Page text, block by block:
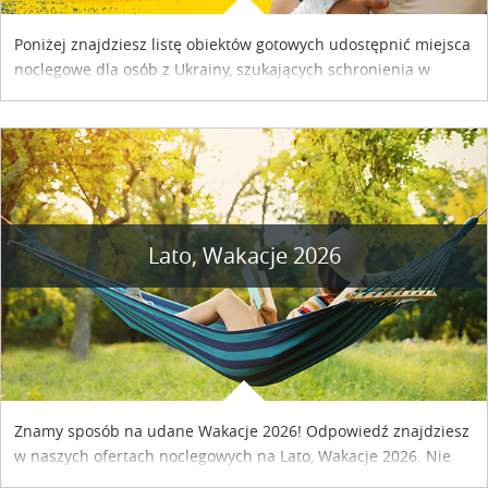
Poniżej znajdziesz listę obiektów gotowych udostępnić miejsca
noclegowe dla osób z Ukrainy, szukających schronienia w
Lato, Wakacje 2026
Znamy sposób na udane Wakacje 2026! Odpowiedź znajdziesz
w naszych ofertach noclegowych na Lato, Wakacje 2026. Nie